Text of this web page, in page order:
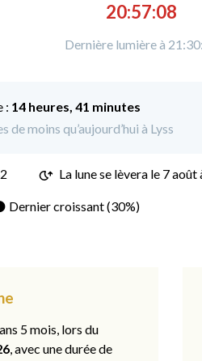
20:57:08
Dernière lumière à
: 14 heures, 41 minutes
de moins qu’aujourd’hui à Lyss
La lune se lèvera le 7 août
Dernier croissant (30%)
5 mois, lors du
, avec une durée de